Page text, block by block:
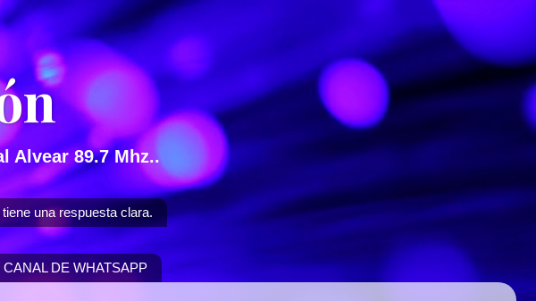
Alvear 89.7 Mhz..
una respuesta clara.
CANAL DE WHATSAPP